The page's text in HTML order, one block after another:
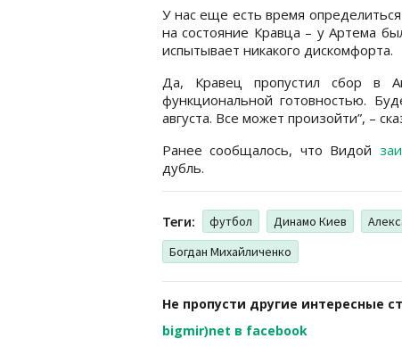
У нас еще есть время
на состояние Кравца – у Артема
испытывает никакого дискомфорта.
Да, Кравец пропустил сбор в
функциональной готовностью.
августа. Все может произойти”, –
Ранее сообщалось, что Видой
дубль.
Теги: футбол Динамо Киев
Богдан Михайличенко
Не пропусти другие интересные
bigmir)net в facebook